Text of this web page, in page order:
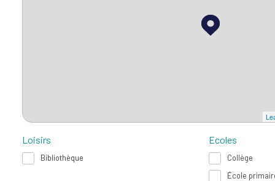
Loisirs
Bibliothèque
Ecoles
Collège
École